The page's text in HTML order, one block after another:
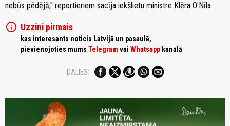
nebūs pēdējā,'' reportieriem sacīja iekšlietu ministre Klēra O'Nīla.
info Uzzini pirmais
kas interesants noticis Latvijā un pasaulē,
pievienojoties mums Telegram vai Whatsapp kanālā
DALIES: